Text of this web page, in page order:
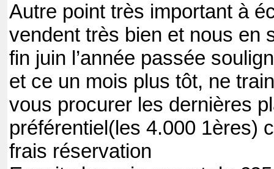
Autre point très important à
vendent très bien et nous en
fin juin l’année passée
et ce un mois plus tôt, ne
vous procurer les dernières
préférentiel(les 4.000 1ères)
frais réservation